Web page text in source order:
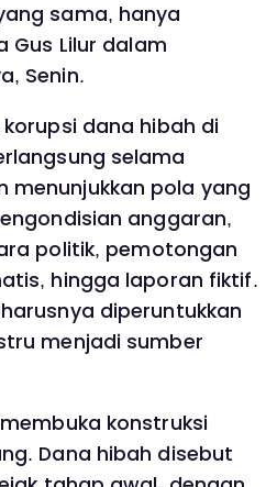
sama, hanya
Gus Lilur dalam
Senin.
dana hibah di
selama
pola yang
anggaran,
politik, pemotongan
hingga laporan fiktif.
diperuntukkan
menjadi sumber
konstruksi
Dana hibah disebut